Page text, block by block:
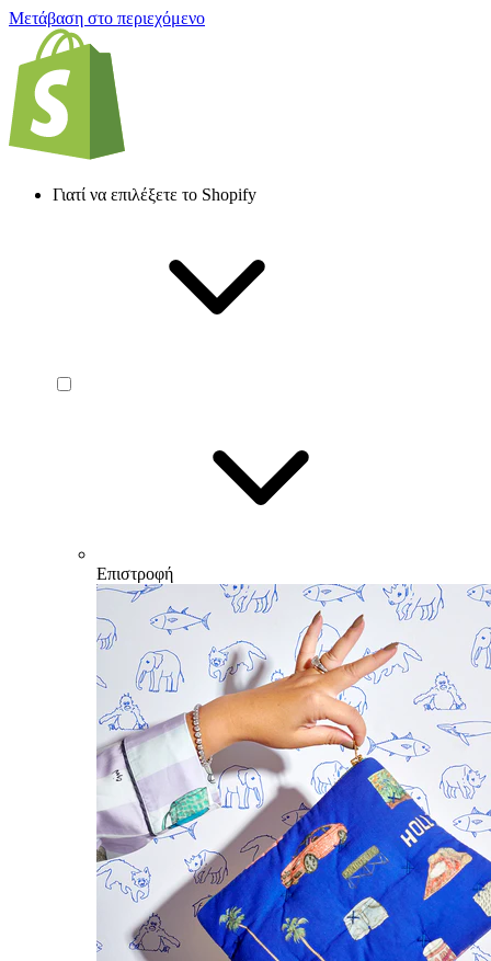
Μετάβαση στο περιεχόμενο
Γιατί να επιλέξετε το Shopify
Επιστροφή